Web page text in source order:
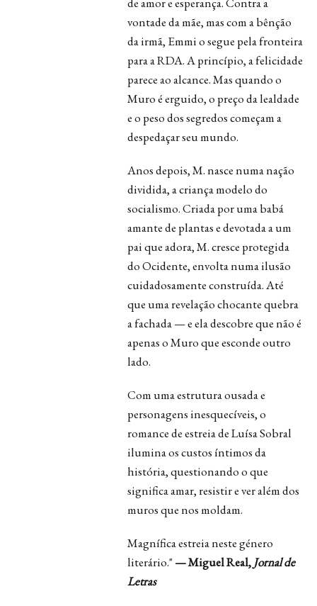
vontade da mãe, mas com a bênção
da irmã, Emmi o segue pela fronteira
para a RDA. A princípio, a felicidade
parece ao alcance. Mas quando o
Muro é erguido, o preço da lealdade
e o peso dos segredos começam a
despedaçar seu mundo.
Anos depois, M. nasce numa nação
dividida, a criança modelo do
socialismo. Criada por uma babá
amante de plantas e devotada a um
pai que adora, M. cresce protegida
do Ocidente, envolta numa ilusão
cuidadosamente construída. Até
que uma revelação chocante quebra
a fachada — e ela descobre que não é
apenas o Muro que esconde outro
lado.
Com uma estrutura ousada e
personagens inesquecíveis, o
romance de estreia de Luísa Sobral
ilumina os custos íntimos da
história, questionando o que
significa amar, resistir e ver além dos
muros que nos moldam.
Magnífica estreia neste género
literário." — Miguel Real, Jornal de
Letras